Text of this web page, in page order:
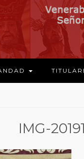
IMG-